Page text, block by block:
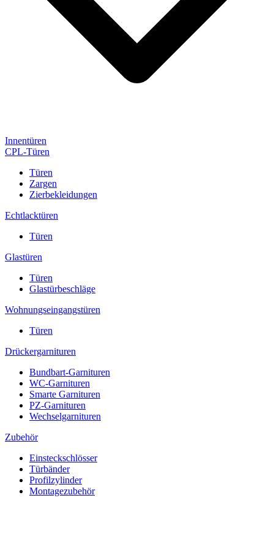
Innentüren
CPL-Türen
Türen
Zargen
Zierbekleidungen
Echtlacktüren
Türen
Glastüren
Türen
Glastürbeschläge
Wohnungseingangstüren
Türen
Drückergarnituren
Bundbart-Garnituren
WC-Garnituren
Smarte Garnituren
PZ-Garnituren
Wechselgarnituren
Zubehör
Einsteckschlösser
Türbänder
Profilzylinder
Montagezubehör